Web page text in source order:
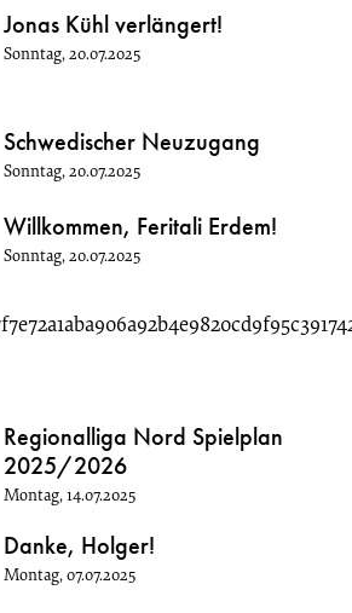
Jonas Kühl verlängert!
Sonntag, 20.07.2025
Schwedischer Neuzugang
Sonntag, 20.07.2025
Willkommen, Feritali Erdem!
Sonntag, 20.07.2025
Regionalliga Nord Spielplan
2025/2026
Montag, 14.07.2025
Danke, Holger!
Montag, 07.07.2025